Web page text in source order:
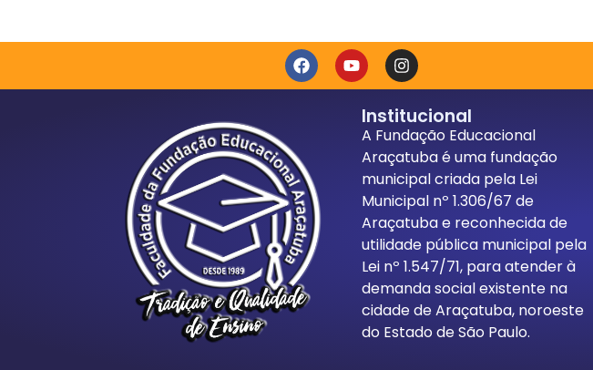
Institucional
A Fundação Educacional
Araçatuba é uma fundação
municipal criada pela Lei
Municipal nº 1.306/67 de
Araçatuba e reconhecida de
utilidade pública municipal pela
Lei nº 1.547/71, para atender à
demanda social existente na
cidade de Araçatuba, noroeste
do Estado de São Paulo.